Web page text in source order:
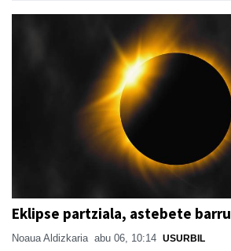
Eklipse partziala, astebete barru
Noaua Aldizkaria abu 06, 10:14 USURBIL